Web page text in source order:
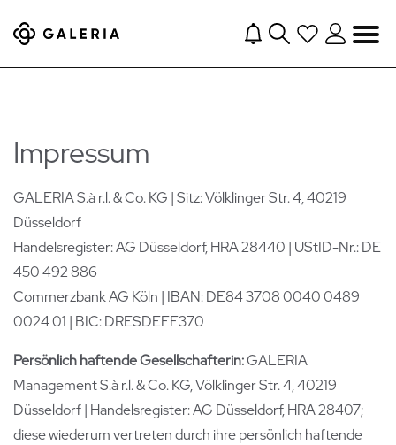
Navigation
Impressum
GALERIA S.à r.l. & Co. KG | Sitz: Völklinger Str. 4, 40219
Düsseldorf
Handelsregister: AG Düsseldorf, HRA 28440 | UStID-Nr.: DE
450 492 886
Commerzbank AG Köln | IBAN: DE84 3708 0040 0489
0024 01 | BIC: DRESDEFF370
Persönlich haftende Gesellschafterin:GALERIA
Management S.à r.l. & Co. KG, Völklinger Str. 4, 40219
Düsseldorf | Handelsregister: AG Düsseldorf, HRA 28407;
diese wiederum vertreten durch ihre persönlich haftende